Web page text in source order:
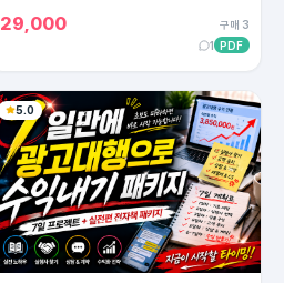
29,000
구매 3
1 PDF
5.0